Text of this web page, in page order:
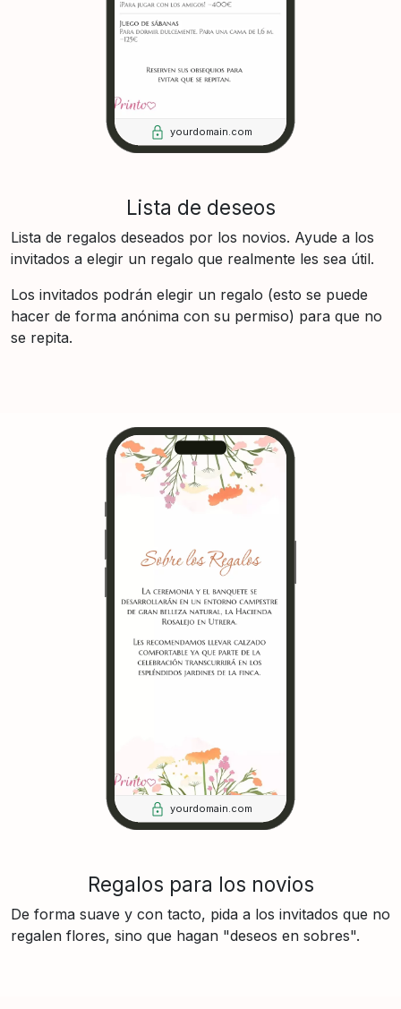
Lista de deseos
Lista de regalos deseados por los novios. Ayude a los
invitados a elegir un regalo que realmente les sea útil.
Los invitados podrán elegir un regalo (esto se puede
hacer de forma anónima con su permiso) para que no
se repita.
yourdomain.com
yourdomain.com
Regalos para los novios
De forma suave y con tacto, pida a los invitados que no
regalen flores, sino que hagan "deseos en sobres".